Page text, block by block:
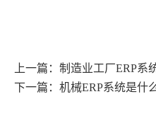
上一篇：制造业工厂ERP系
下一篇：机械ERP系统是什